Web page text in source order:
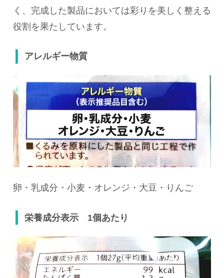
く、完成した製品においては彩りを美しく整える
役割を果たしています。
アレルギー物質
卵・乳成分・小麦・オレンジ・大豆・りんご
栄養成分表示 1個あたり